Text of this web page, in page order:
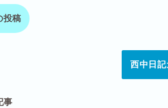
投稿
西中日記
事